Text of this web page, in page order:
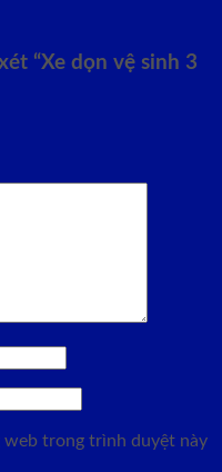
“Xe dọn vệ sinh 3
web trong trình duyệt này